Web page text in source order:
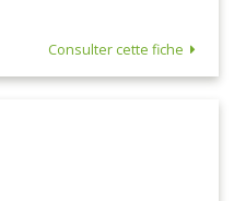
Consulter cette fiche